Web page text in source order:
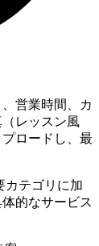
営業時間、カ
レッスン風
ロードし、最
カテゴリに加
的なサービス